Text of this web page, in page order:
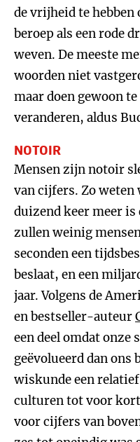
de vrijheid te hebben
beroep als een rode
weven. De meeste
woorden niet
maar doen gewoon
veranderen, aldus
NOTOIR
Mensen zijn notoir
van cijfers. Zo weten
duizend keer meer is
zullen weinig
seconden een
beslaat, en een
jaar. Volgens de
en bestseller-auteur
een deel omdat onze
geëvolueerd dan ons
wiskunde een
culturen tot voor
voor cijfers van